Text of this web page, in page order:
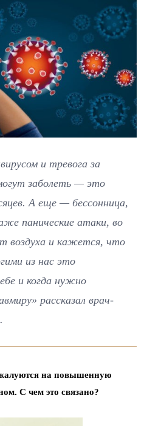
и тревога за
заболеть — это
А еще — бессонница,
панические атаки, во
воздуха и кажется, что
из нас это
и когда нужно
рассказал врач-
на повышенную
С чем это связано?